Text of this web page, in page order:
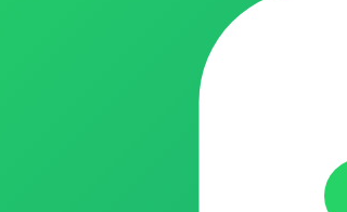
relacionadas ao mundo gamer, venha